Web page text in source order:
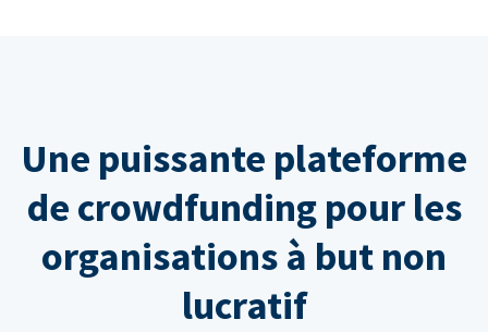
Une puissante plateforme
de crowdfunding pour les
organisations à but non
lucratif